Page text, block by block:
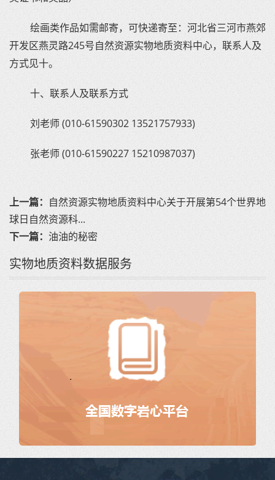
绘画类作品如需邮寄，可快递寄至：河北省三河市燕郊
开发区燕灵路245号自然资源实物地质资料中心，联系人及
方式见十。
十、联系人及联系方式
刘老师 (010-61590302 13521757933)
张老师 (010-61590227 15210987037)
上一篇： 自然资源实物地质资料中心关于开展第54个世界地
球日自然资源科...
下一篇： 油油的秘密
实物地质资料数据服务